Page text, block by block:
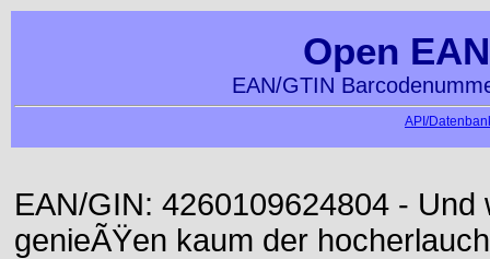
Open
EAN/GTIN
API/
EAN/GIN: 4260109624804 -
genieÃŸen kaum der